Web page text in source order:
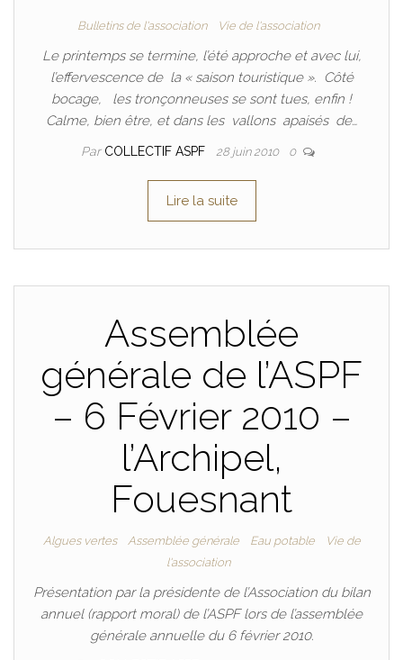
Bulletins de l'association Vie de l'association
Le printemps se termine, l’été approche et avec lui,
l’effervescence de la « saison touristique ». Côté
bocage, les tronçonneuses se sont tues, enfin !
Calme, bien être, et dans les vallons apaisés de…
Par COLLECTIF ASPF 28 juin 2010 0
Lire la suite
Assemblée
générale de l’ASPF
– 6 Février 2010 –
l’Archipel,
Fouesnant
Algues vertes Assemblée générale Eau potable
Vie de
l'association
Présentation par la présidente de l’Association du bilan
annuel (rapport moral) de l’ASPF lors de l’assemblée
générale annuelle du 6 février 2010.